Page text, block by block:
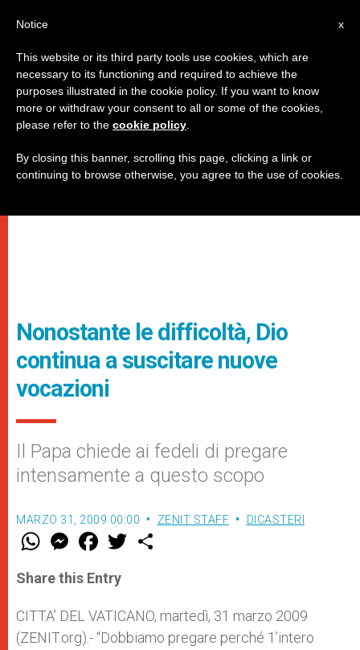
Nonostante le difficoltà, Dio
continua a suscitare nuove
vocazioni
Il Papa chiede ai fedeli di pregare
intensamente a questo scopo
MARZO 31, 2009 00:00 ZENIT STAFF DICASTERI
W
t
s
p
p
M
e
s
e
g
e
r
F
a
e
b
o
k
w
r
Share this Entry
CITTA’ DEL VATICANO, martedì, 31 marzo 2009
(ZENIT.org).- “Dobbiamo pregare perché 1’intero
x
Notice
This website or its third party tools use cookies, which are
necessary to its functioning and required to achieve the
purposes illustrated in the cookie policy. If you want to know
more or withdraw your consent to all or some of the cookies,
please refer to the cookie policy
By closing this banner, scrolling this page, clicking a link or
continuing to browse otherwise, you agree to the use of cookies.